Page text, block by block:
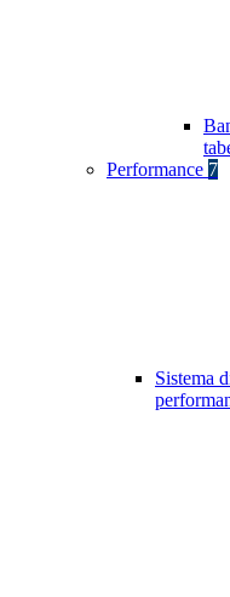
Performance 7
Sistema